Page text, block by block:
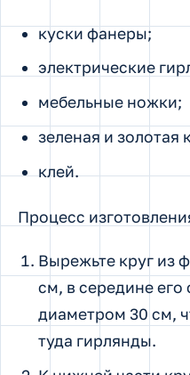
куски фанеры;
электрические
мебельные ножки;
зеленая и золотая
клей.
Процесс
Вырежьте круг из
см, в середине его
диаметром 30 см,
туда гирлянды.